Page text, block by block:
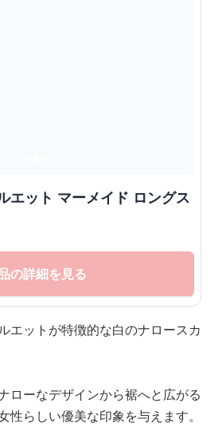
エット マーメイド ロングス
の詳細を見る
エットが特徴的な白のナロースカ
ローなデザインから裾へと広がる
性らしい優美な印象を与えます。